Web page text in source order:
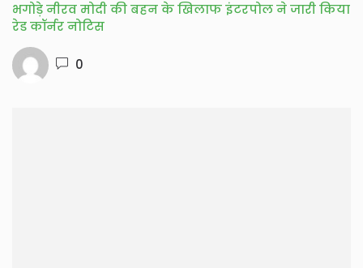
भगोड़े नीरव मोदी की बहन के खिलाफ इंटरपोल ने जारी किया
रेड कॉर्नर नोटिस
0